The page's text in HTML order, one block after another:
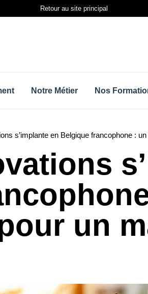
Retour au site principal
Notre Métier Nos
s’implante en Belgique francophone :
un